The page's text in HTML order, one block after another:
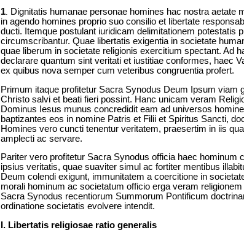
1
Dignitatis humanae personae homines hac nostra
in agendo homines proprio suo consilio et libertate
ducti. Itemque postulant iuridicam delimitationem potestatis
circumscribantur. Quae libertatis exigentia in societate
quae liberum in societate religionis exercitium spectant. Ad
declarare quantum sint veritati et iustitiae conformes, haec
ex quibus nova semper cum veteribus congruentia profert.
Primum itaque profitetur Sacra Synodus Deum Ipsum
Christo salvi et beati fieri possint. Hanc unicam veram
Dominus Iesus munus concredidit eam ad universos
baptizantes eos in nomine Patris et Filii et Spiritus Sancti,
Homines vero cuncti tenentur veritatem, praesertim in iis
amplecti ac servare.
Pariter vero profitetur Sacra Synodus officia haec
ipsius veritatis, quae suaviter simul ac fortiter mentibus
Deum colendi exigunt, immunitatem a coercitione in
morali hominum ac societatum officio erga veram
Sacra Synodus recentiorum Summorum Pontificum
ordinatione societatis evolvere intendit.
I. Libertatis religiosae ratio generalis